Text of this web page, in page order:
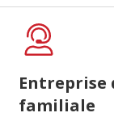
Entreprise
familiale